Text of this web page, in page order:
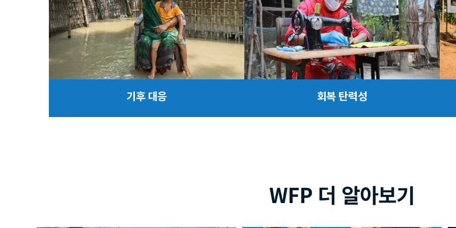
기후 대응 회복 탄력성
WFP 더 알아보기